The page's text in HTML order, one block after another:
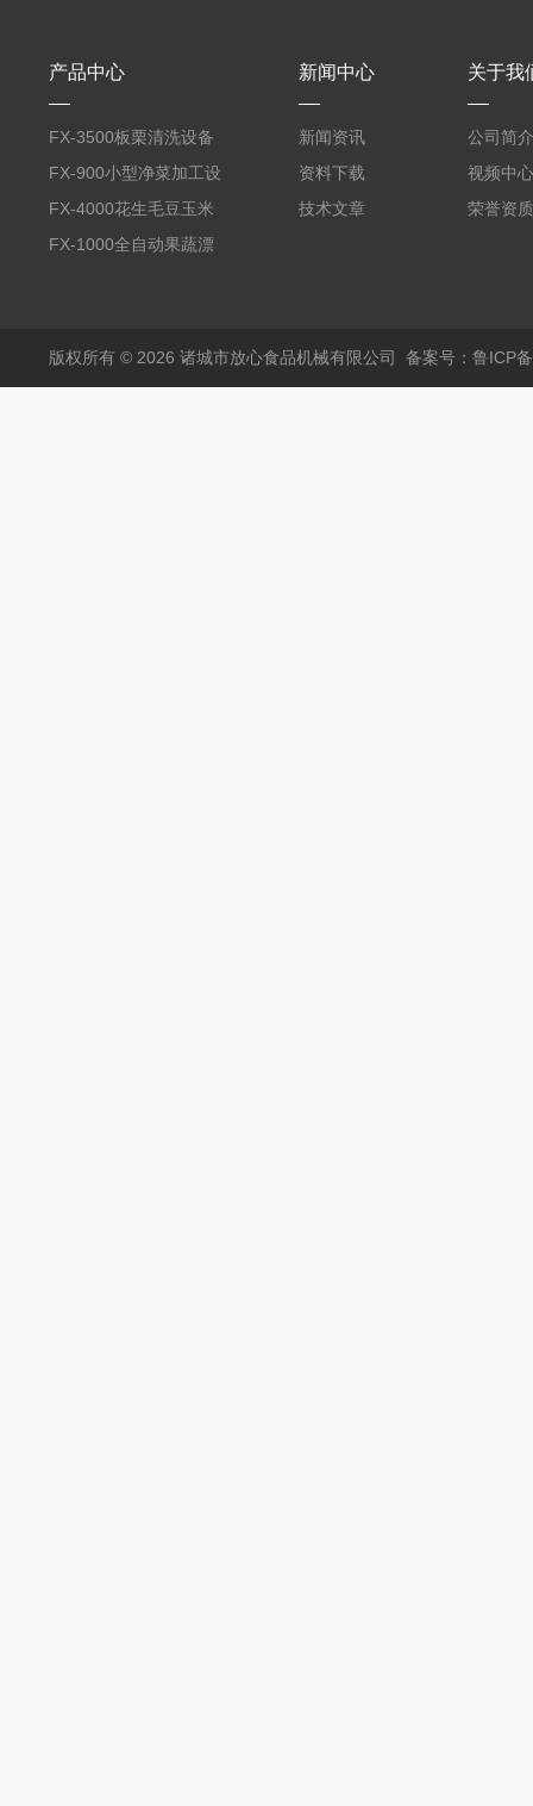
产品中心
FX-3500板栗清洗设备
全自动气泡清洗机
FX-900小型净菜加工设
备野菜清洗机
FX-4000花生毛豆玉米
蒸煮漂烫机
FX-1000全自动果蔬漂
新闻中心
新闻资讯
资料下载
技术文章
关于我
公司简介
视频中心
荣誉资质
版权所有 © 2026 诸城市放心食品机械有限公司 备案号：鲁ICP